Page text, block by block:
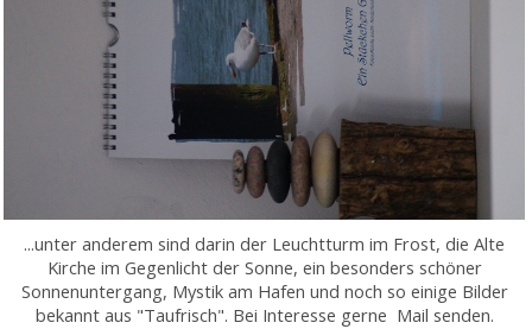
...unter anderem sind darin der Leuchtturm im Frost, die Alte
Kirche im Gegenlicht der Sonne, ein besonders schöner
Sonnenuntergang, Mystik am Hafen und noch so einige Bilder
bekannt aus "Taufrisch". Bei Interesse gerne Mail senden.